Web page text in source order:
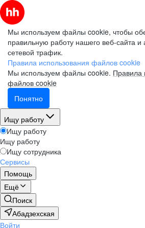
Мы используем файлы cookie, чтобы
правильную работу нашего веб-сайта и
сетевой трафик.
Правила использования файлов cookie
Мы используем файлы cookie. Правила
файлов cookie
Понятно
Ищу работу
Ищу работу
Ищу работу
Ищу сотрудника
Сервисы
Помощь
Ещё
Поиск
Абадзехская
Войти